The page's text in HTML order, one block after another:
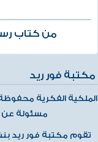
من كتاب
مكتبة فور ريد
الملكية الفكرية
مسئولة عن
تقوم مكتبة فور ريد